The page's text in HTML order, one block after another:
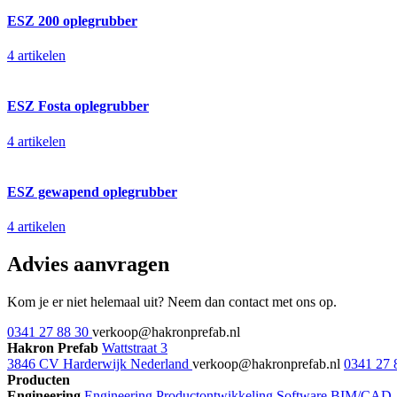
ESZ 200 oplegrubber
4 artikelen
ESZ Fosta oplegrubber
4 artikelen
ESZ gewapend oplegrubber
4 artikelen
Advies aanvragen
Kom je er niet helemaal uit? Neem dan contact met ons op.
0341 27 88 30 verkoop@hakronprefab.nl
Hakron Prefab Wattstraat 3
3846 CV Harderwijk Nederland verkoop@hakronprefab.nl 0341 27
Producten